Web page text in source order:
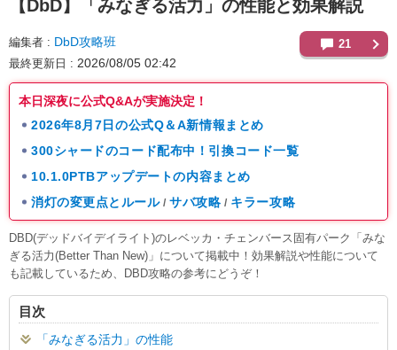
【DbD】 「みなぎる活力」の性能と効果解説
編集者 DbD攻略班
最終更新日 2026/08/05 02:42
21
本日深夜に公式Q&Aが実施決定！
2026年8月7日の公式Q＆A新情報まとめ
300シャードのコード配布中！引換コード一覧
10.1.0PTBアップデートの内容まとめ
消灯の変更点とルール / サバ攻略 / キラー攻略
DBD(デッドバイデイライト)のレベッカ・チェンバース固有パーク「みな
ぎる活力(Better Than New)」について掲載中！効果解説や性能について
も記載しているため、DBD攻略の参考にどうぞ！
目次
「みなぎる活力」の性能